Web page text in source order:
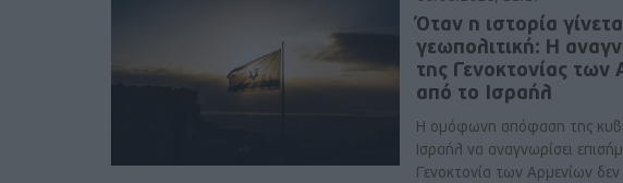
Όταν η ιστορία
γεωπολιτική: Η
της Γενοκτονίας των
από το Ισραήλ
Η ομόφωνη απόφαση της
Ισραήλ να αναγνωρίσει
Γενοκτονία των Αρμενίων δεν